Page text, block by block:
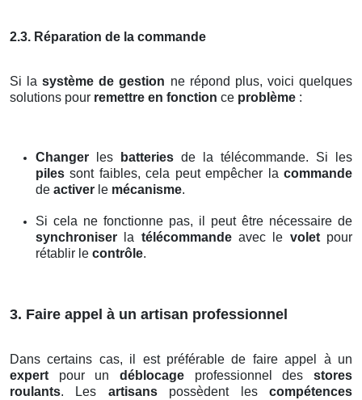
2.3. Réparation de la commande
Si lasystème de gestion ne répond plus, voici quelques
solutions pour remettre en fonction ce problème :
Changer les batteries de la télécommande. Si les
piles sont faibles, cela peut empêcher la commande
de activer le mécanisme.
Si cela ne fonctionne pas, il peut être nécessaire de
synchroniser la télécommandeavec le voletpour
rétablir le contrôle.
3. Faire appel à un artisan professionnel
Dans certains cas, il est préférable de faire appel à un
expert pour un déblocage professionnel des stores
roulants. Les artisanspossèdent lescompétences